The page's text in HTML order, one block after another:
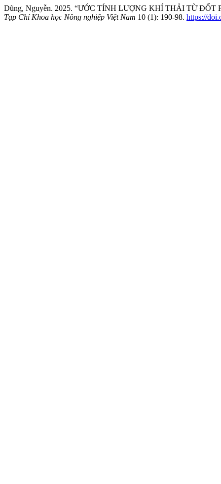
Dũng, Nguyễn. 2025. “ƯỚC TÍNH LƯỢNG KHÍ THẢI TỪ
Tạp Chí Khoa học Nông nghiệp Việt Nam 10 (1): 190-98. https://